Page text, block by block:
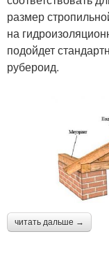
размер
на
подойдет
рубероид.
читать дальше →